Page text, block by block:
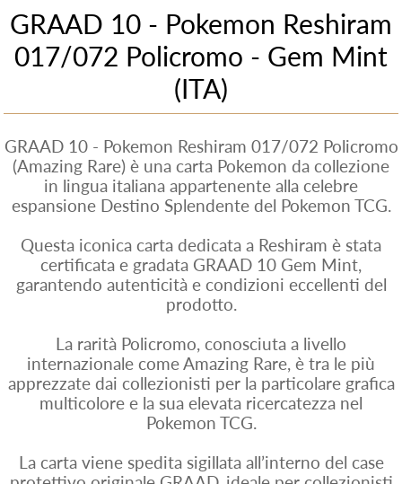
GRAAD 10 - Pokemon Reshiram
017/072 Policromo - Gem Mint
(ITA)
GRAAD 10 - Pokemon Reshiram 017/072 Policromo
(Amazing Rare) è una carta Pokemon da collezione
in lingua italiana appartenente alla celebre
espansione Destino Splendente del Pokemon TCG.
Questa iconica carta dedicata a Reshiram è stata
certificata e gradata GRAAD 10 Gem Mint,
garantendo autenticità e condizioni eccellenti del
prodotto.
La rarità Policromo, conosciuta a livello
internazionale come Amazing Rare, è tra le più
apprezzate dai collezionisti per la particolare grafica
multicolore e la sua elevata ricercatezza nel
Pokemon TCG.
La carta viene spedita sigillata all’interno del case